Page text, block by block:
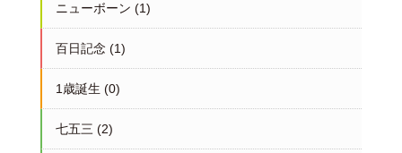
ニューボーン (1)
百日記念 (1)
1歳誕生 (0)
七五三 (2)